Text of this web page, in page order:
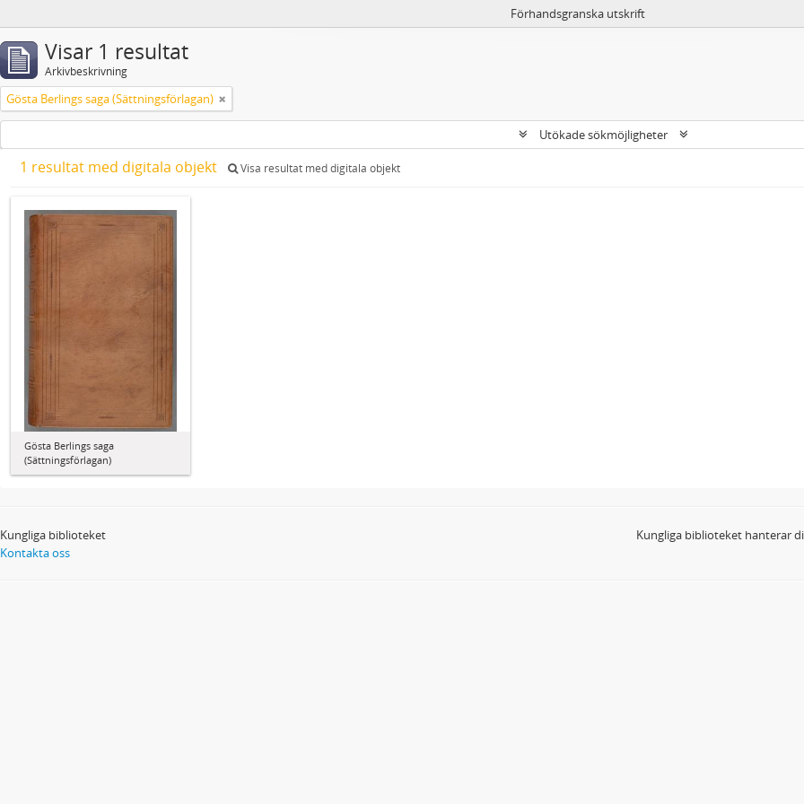
Förhandsgranska utskrift
Visar 1 resultat
Arkivbeskrivning
Gösta Berlings saga (Sättningsförlagan)
Utökade sökmöjligheter
1 resultat med digitala objekt Visa resultat med digitala objekt
Gösta Berlings saga
(Sättningsförlagan)
Kungliga biblioteket
Kontakta oss
Kungliga biblioteket hanterar